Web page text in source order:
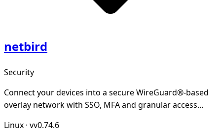
netbird
Security
Connect your devices into a secure WireGuard®-based
overlay network with SSO, MFA and granular access
Linux · vv0.74.6